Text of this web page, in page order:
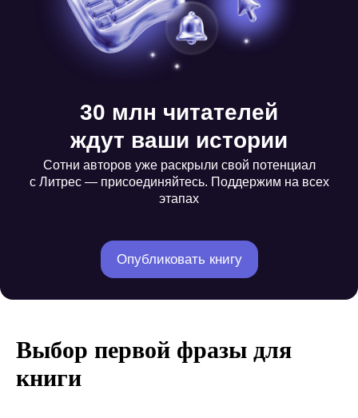
30 млн читателей
ждут ваши истории
Сотни авторов уже раскрыли свой потенциал
с Литрес — присоединяйтесь. Поддержим на всех
этапах
Опубликовать книгу
Выбор первой фразы для
книги